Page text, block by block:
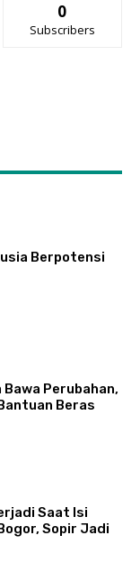
0
Subscribers
Berpotensi
Perubahan,
Beras
Saat Isi
Sopir Jadi